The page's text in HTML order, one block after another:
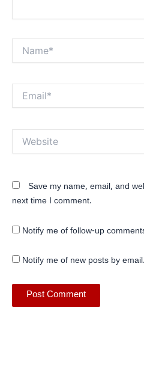
Save my name, email, and
next time I comment.
Notify me of follow-up
Notify me of new posts by email.